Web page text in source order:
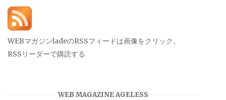
WEBマガジンladeのRSSフィードは画像をクリック。
RSSリーダーで購読する
WEB MAGAZINE AGELESS